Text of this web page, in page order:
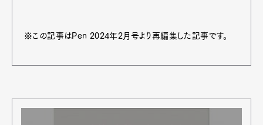
※この記事はPen 2024年2月号より再編集した記事です。